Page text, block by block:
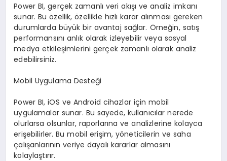
Power BI, gerçek zamanlı veri akışı ve analiz imkanı
sunar. Bu özellik, özellikle hızlı karar alınması gereken
durumlarda büyük bir avantaj sağlar. Örneğin, satış
performansını anlık olarak izleyebilir veya sosyal
medya etkileşimlerini gerçek zamanlı olarak analiz
edebilirsiniz.
Mobil Uygulama Desteği
Power BI, iOS ve Android cihazlar için mobil
uygulamalar sunar. Bu sayede, kullanıcılar nerede
olurlarsa olsunlar, raporlarına ve analizlerine kolayca
erişebilirler. Bu mobil erişim, yöneticilerin ve saha
çalışanlarının veriye dayalı kararlar almasını
kolaylaştırır.